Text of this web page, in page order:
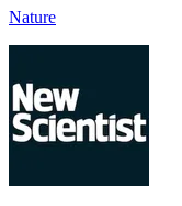
Nature